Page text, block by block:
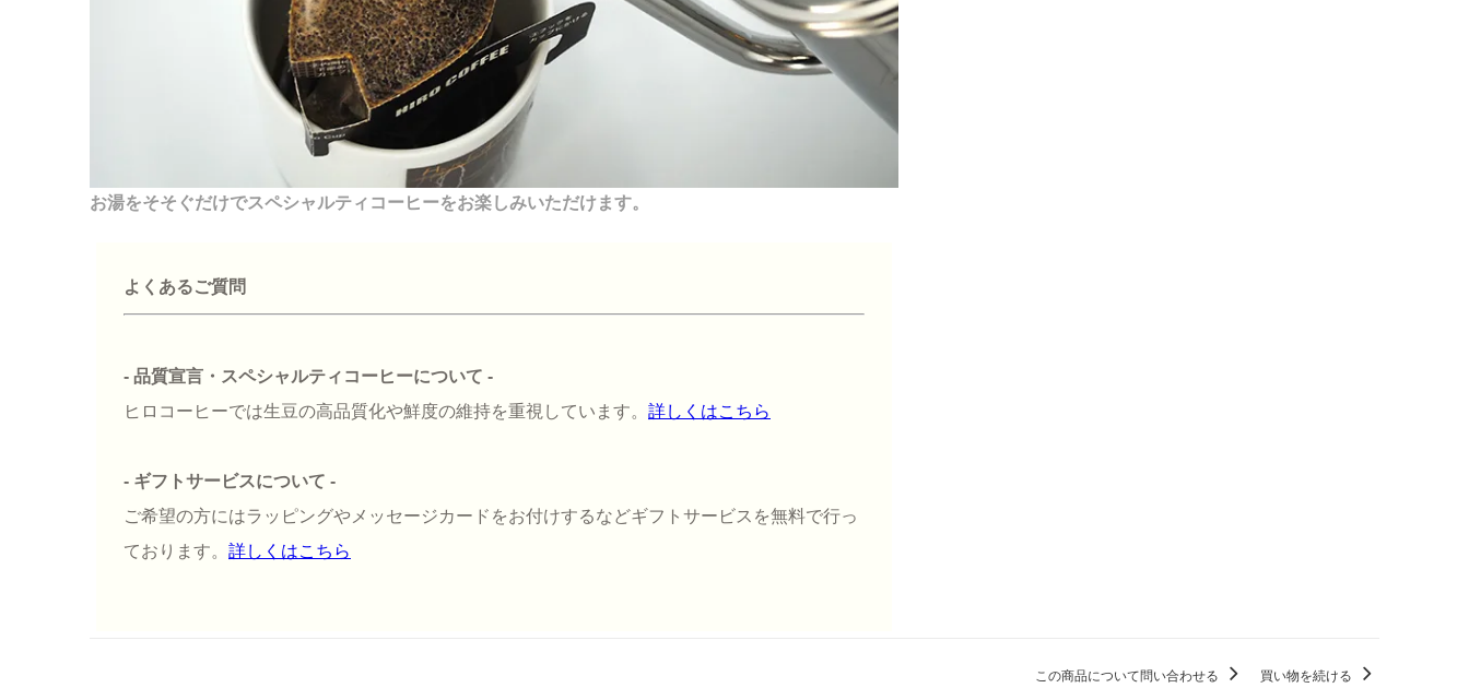
お湯をそそぐだけでスペシャルティコーヒーをお楽しみいただけます。
よくあるご質問
- 品質宣言・スペシャルティコーヒーについて -
ヒロコーヒーでは生豆の高品質化や鮮度の維持を重視しています。 詳しくはこちら
- ギフトサービスについて -
ご希望の方にはラッピングやメッセージカードをお付けするなどギフトサービスを無料で行っ
ております。 詳しくはこちら
この商品について問い合わせる 買い物を続ける